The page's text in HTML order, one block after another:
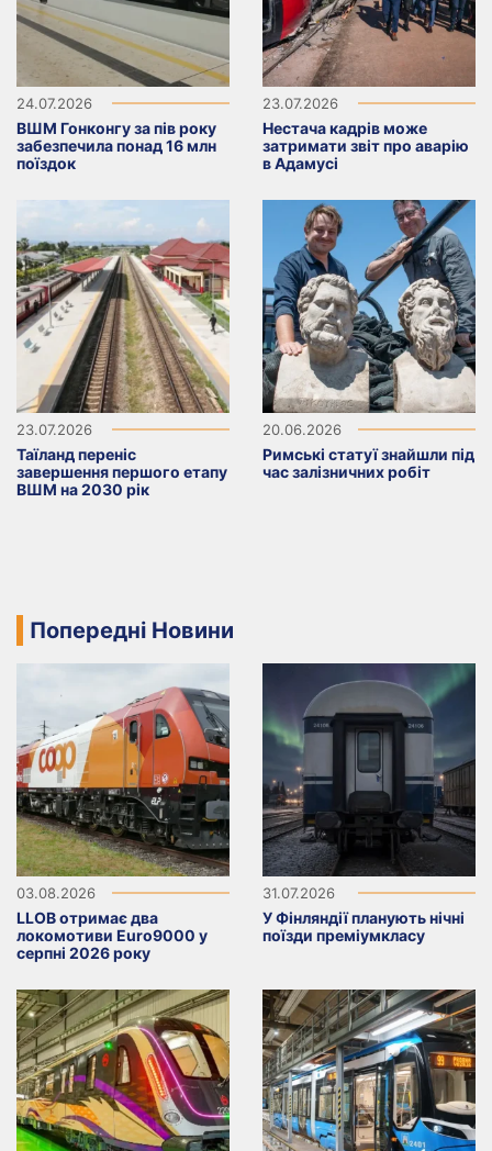
24.07.2026
ВШМ Гонконгу за пів року
забезпечила понад 16 млн
поїздок
23.07.2026
Нестача кадрів може
затримати звіт про аварію
в Адамусі
23.07.2026
Таїланд переніс
завершення першого етапу
ВШМ на 2030 рік
20.06.2026
Римські статуї знайшли під
час залізничних робіт
Попередні Новини
03.08.2026
LLOB отримає два
локомотиви Euro9000 у
серпні 2026 року
31.07.2026
У Фінляндії планують нічні
поїзди преміумкласу